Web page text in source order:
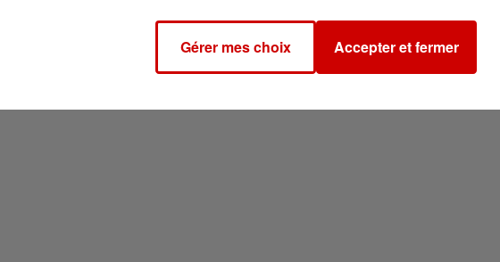
Gérer mes choix Accepter et fermer